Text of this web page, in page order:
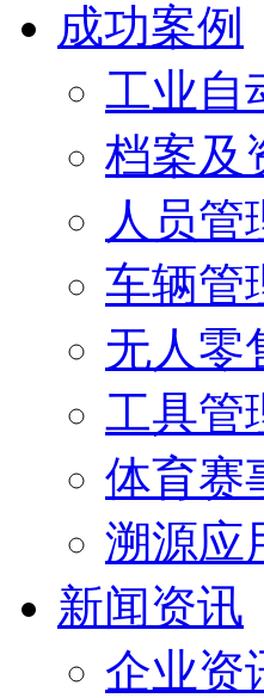
成功案例
工业自
档案及
人员管
车辆管
无人零
工具管
体育赛
溯源应
新闻资讯
企业资